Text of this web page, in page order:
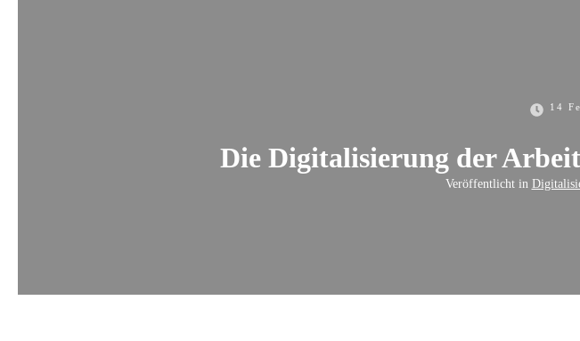
14
Die Digitalisierung der
Veröffentlicht in